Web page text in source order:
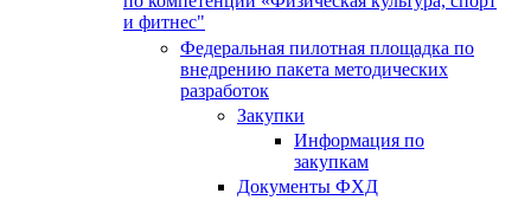
и фитнес"
Федеральная пилотная площадка по
внедрению пакета методических
разработок
Закупки
Информация по
закупкам
Документы ФХД